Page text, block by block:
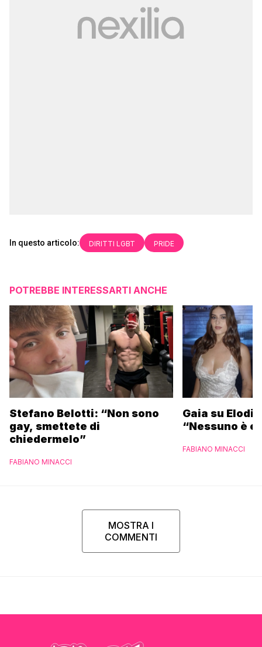
In questo articolo: DIRITTI LGBT PRIDE
POTREBBE INTERESSARTI ANCHE
Stefano Belotti: “Non sono
gay, smettete di
chiedermelo”
FABIANO MINACCI
Gaia su
“Nessuno è
FABIANO MINACCI
MOSTRA I
COMMENTI